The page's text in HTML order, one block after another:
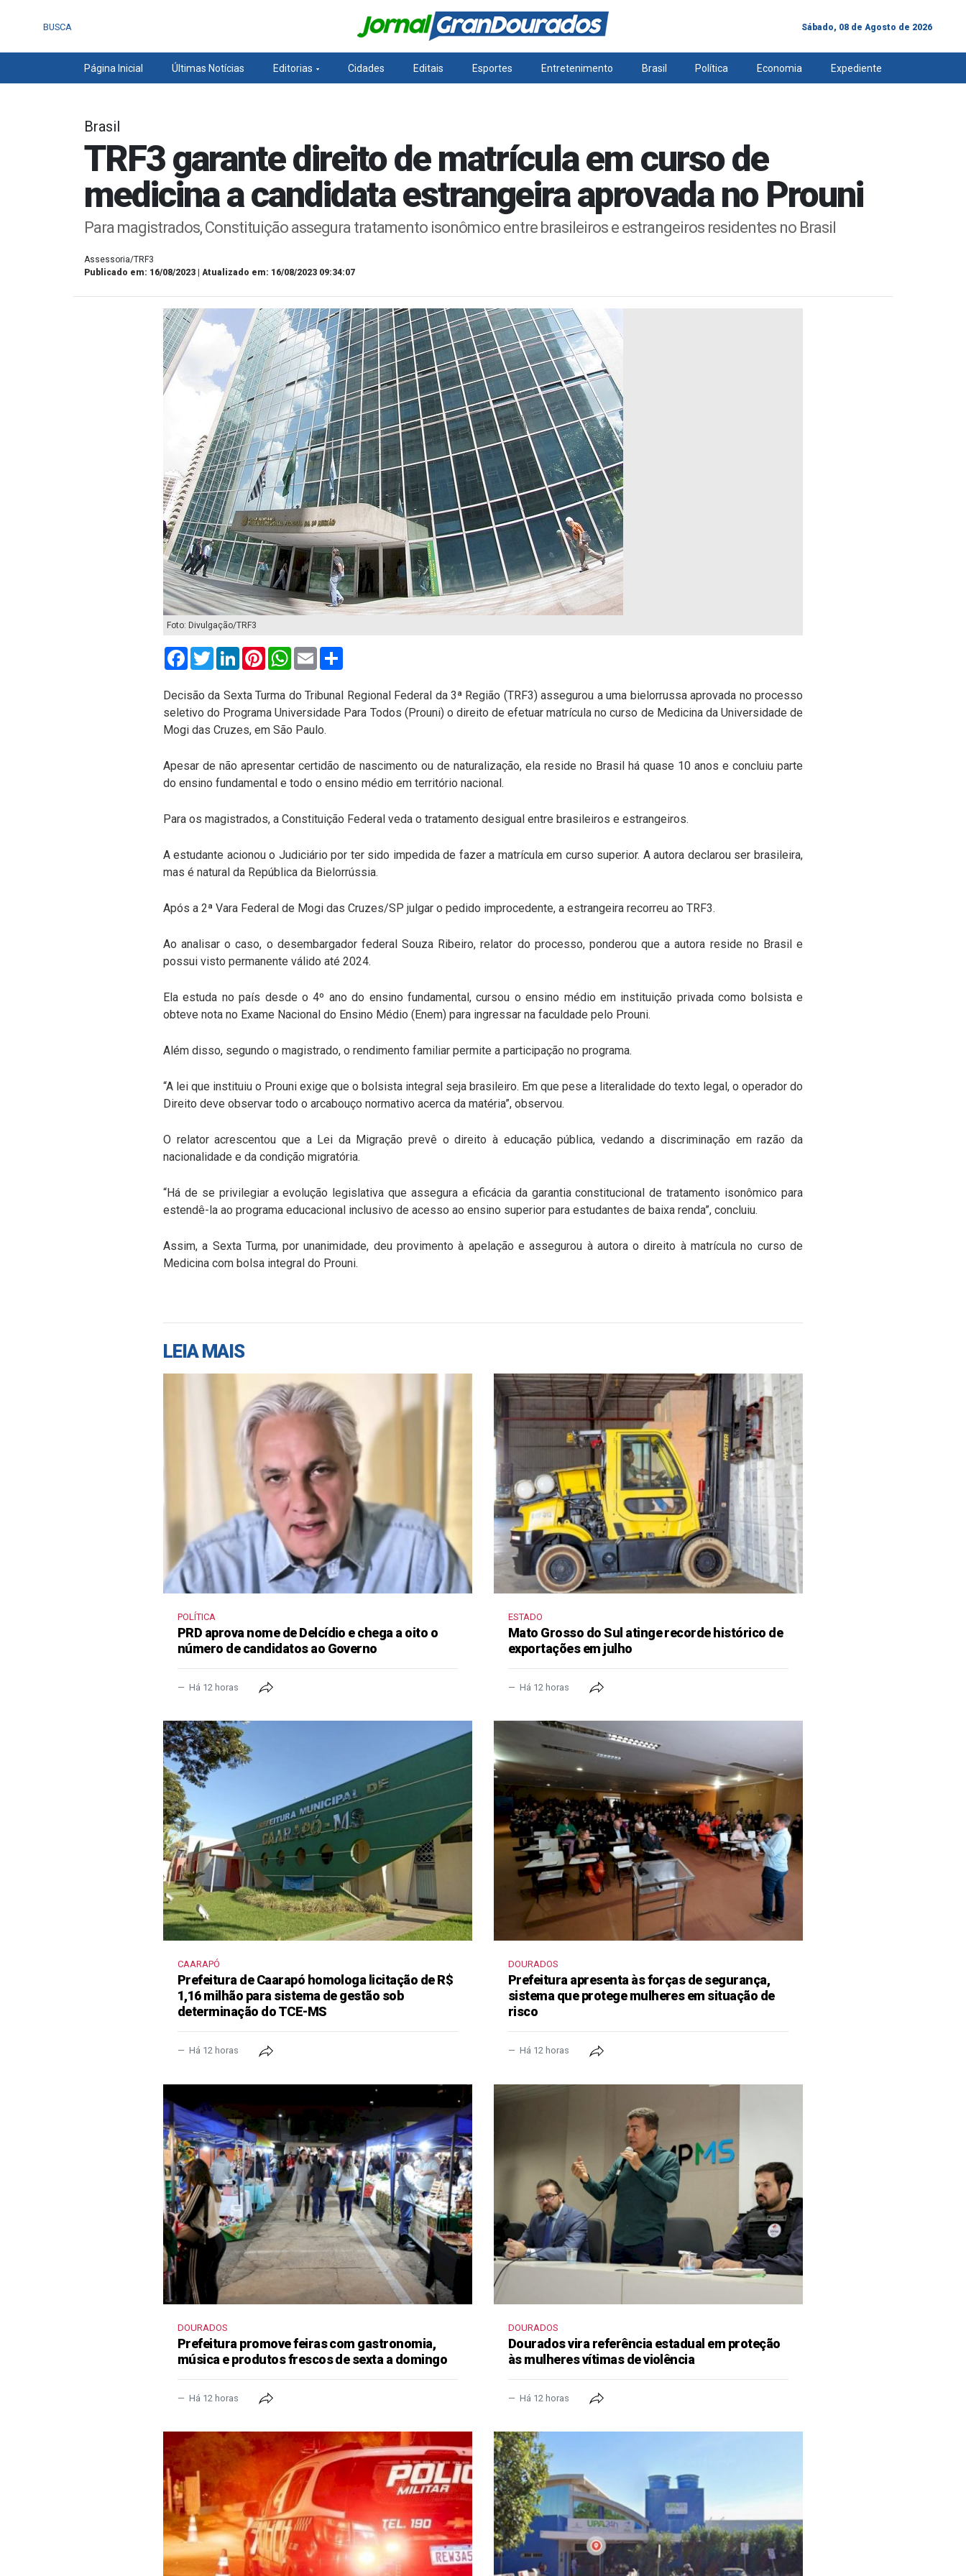
BUSCA Sábado, 08 de Agosto de 2026
Página Inicial Últimas Notícias Editorias Cidades Editais Esportes Entretenimento Brasil Política Economia Expediente
Brasil
TRF3 garante direito de matrícula em curso de
medicina a candidata estrangeira aprovada no Prouni
Para magistrados, Constituição assegura tratamento isonômico entre brasileiros e estrangeiros residentes no Brasil
Assessoria/TRF3
Publicado em: 16/08/2023 | Atualizado em: 16/08/2023 09:34:07
Foto: Divulgação/TRF3
FacebookTwitterLinkedInPinterestWhatsApp
Email
Decisão da Sexta Turma do Tribunal Regional Federal da 3ª Região (TRF3) assegurou a uma bielorrussa aprovada no processo
seletivo do Programa Universidade Para Todos (Prouni) o direito de efetuar matrícula no curso de Medicina da Universidade de
Mogi das Cruzes, em São Paulo.
Apesar de não apresentar certidão de nascimento ou de naturalização, ela reside no Brasil há quase 10 anos e concluiu parte
do ensino fundamental e todo o ensino médio em território nacional.
Para os magistrados, a Constituição Federal veda o tratamento desigual entre brasileiros e estrangeiros.
A estudante acionou o Judiciário por ter sido impedida de fazer a matrícula em curso superior. A autora declarou ser brasileira,
mas é natural da República da Bielorrússia.
Após a 2ª Vara Federal de Mogi das Cruzes/SP julgar o pedido improcedente, a estrangeira recorreu ao TRF3.
Ao analisar o caso, o desembargador federal Souza Ribeiro, relator do processo, ponderou que a autora reside no Brasil e
possui visto permanente válido até 2024.
Ela estuda no país desde o 4º ano do ensino fundamental, cursou o ensino médio em instituição privada como bolsista e
obteve nota no Exame Nacional do Ensino Médio (Enem) para ingressar na faculdade pelo Prouni.
Além disso, segundo o magistrado, o rendimento familiar permite a participação no programa.
“A lei que instituiu o Prouni exige que o bolsista integral seja brasileiro. Em que pese a literalidade do texto legal, o operador do
Direito deve observar todo o arcabouço normativo acerca da matéria”, observou.
O relator acrescentou que a Lei da Migração prevê o direito à educação pública, vedando a discriminação em razão da
nacionalidade e da condição migratória.
“Há de se privilegiar a evolução legislativa que assegura a eficácia da garantia constitucional de tratamento isonômico para
estendê-la ao programa educacional inclusivo de acesso ao ensino superior para estudantes de baixa renda”, concluiu.
Assim, a Sexta Turma, por unanimidade, deu provimento à apelação e assegurou à autora o direito à matrícula no curso de
Medicina com bolsa integral do Prouni.
LEIA MAIS
POLÍTICA
PRD aprova nome de Delcídio e chega a oito o
número de candidatos ao Governo
Há 12 horas
ESTADO
Mato Grosso do Sul atinge recorde histórico de
exportações em julho
Há 12 horas
CAARAPÓ
Prefeitura de Caarapó homologa licitação de R$
1,16 milhão para sistema de gestão sob
determinação do TCE-MS
Há 12 horas
DOURADOS
Prefeitura apresenta às forças de segurança,
sistema que protege mulheres em situação de
risco
Há 12 horas
DOURADOS
Prefeitura promove feiras com gastronomia,
música e produtos frescos de sexta a domingo
Há 12 horas
DOURADOS
Dourados vira referência estadual em proteção
às mulheres vítimas de violência
Há 12 horas